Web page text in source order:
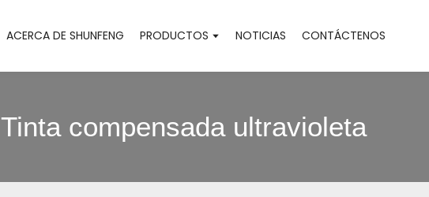
ACERCA DE SHUNFENG PRODUCTOS NOTICIAS CONTÁCTENOS
Tinta compensada ultravioleta